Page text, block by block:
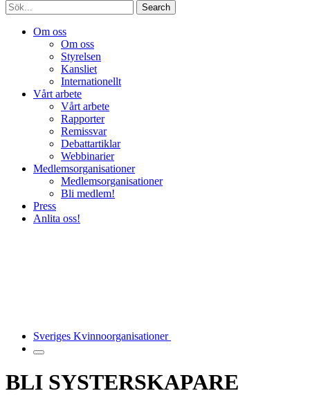
Sök
Om oss
Om oss
Styrelsen
Kansliet
Internationellt
Vårt arbete
Vårt arbete
Rapporter
Remissvar
Debattartiklar
Webbinarier
Medlemsorganisationer
Medlemsorganisationer
Bli medlem!
Press
Anlita oss!
Sveriges Kvinnoorganisationer
BLI SYSTERSKAPARE